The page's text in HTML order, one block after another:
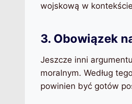
wojskową w
3. Obowiązek
Jeszcze inni
moralnym. Według
powinien być gotów